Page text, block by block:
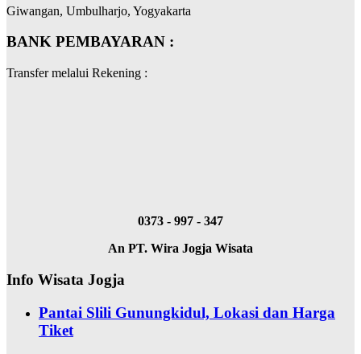
Giwangan, Umbulharjo, Yogyakarta
BANK PEMBAYARAN :
Transfer melalui Rekening :
0373 - 997 - 347
An PT. Wira Jogja Wisata
Info Wisata Jogja
Pantai Slili Gunungkidul, Lokasi dan Harga
Tiket